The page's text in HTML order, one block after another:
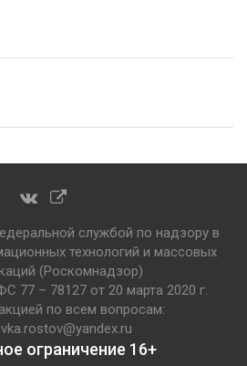
службой по надзору в
технологий и массовых
(Роскомнадзор)
77 – 78127 от 20 марта 2020 г.
по всем вопросам:
ограничение 16+